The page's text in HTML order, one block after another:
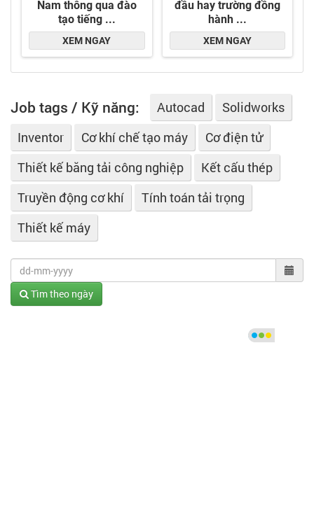
Job tags / Kỹ năng: Autocad
Solidworks
Inventor
Cơ khí chế tạo máy
Cơ điện tử
Thiết kế băng tải công nghiệp
Kết cấu thép
Truyền động cơ khí
Tính toán tải trọng
Thiết kế máy
Tìm theo ngày